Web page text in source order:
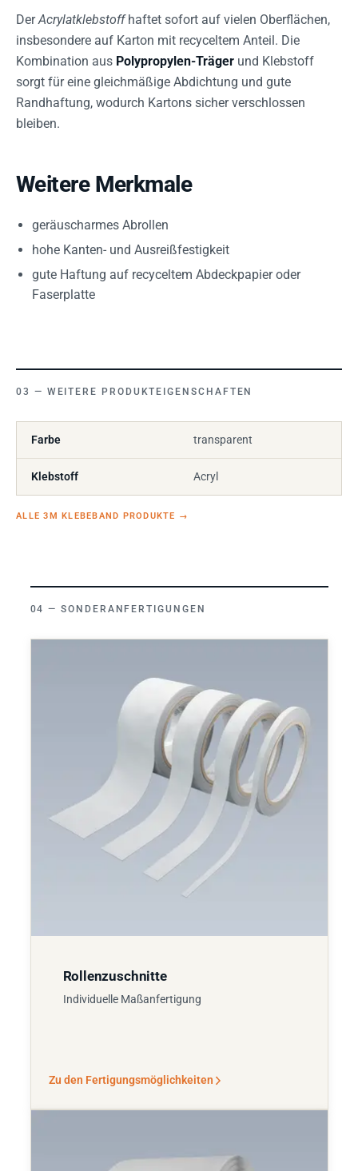
DerAcrylatklebstoffhaftet sofort auf vielen Oberflächen,
insbesondere auf Karton mit recyceltem Anteil. Die
Kombination aus Polypropylen-Träger und Klebstoff
sorgt für eine gleichmäßige Abdichtung und gute
Randhaftung, wodurch Kartons sicher verschlossen
bleiben.
Weitere Merkmale
geräuscharmes Abrollen
hohe Kanten- und Ausreißfestigkeit
gute Haftung auf recyceltem Abdeckpapier oder
Faserplatte
WEITERE PRODUKTEIGENSCHAFTEN
Farbe transparent
Klebstoff Acryl
ALLE 3M KLEBEBAND PRODUKTE →
SONDERANFERTIGUNGEN
Rollenzuschnitte
Individuelle Maßanfertigung
Zu den Fertigungsmöglichkeiten